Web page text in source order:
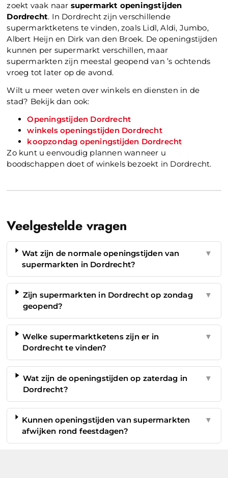
zoekt vaak naar supermarkt openingstijden
Dordrecht. In Dordrecht zijn verschillende
supermarktketens te vinden, zoals Lidl, Aldi, Jumbo,
Albert Heijn en Dirk van den Broek. De openingstijden
kunnen per supermarkt verschillen, maar
supermarkten zijn meestal geopend van ’s ochtends
vroeg tot later op de avond.
Wilt u meer weten over winkels en diensten in de
stad? Bekijk dan ook:
Openingstijden Dordrecht
winkels openingstijden Dordrecht
koopzondag openingstijden Dordrecht
Zo kunt u eenvoudig plannen wanneer u
boodschappen doet of winkels bezoekt in Dordrecht.
Veelgestelde vragen
Wat zijn de normale openingstijden van
supermarkten in Dordrecht?
▼
Zijn supermarkten in Dordrecht op zondag
geopend?
▼
Welke supermarktketens zijn er in
Dordrecht te vinden?
▼
Wat zijn de openingstijden op zaterdag in
Dordrecht?
▼
Kunnen openingstijden van supermarkten
afwijken rond feestdagen?
▼